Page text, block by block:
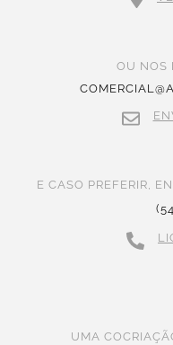
OU NOS
E CASO PREFERIR,
UMA